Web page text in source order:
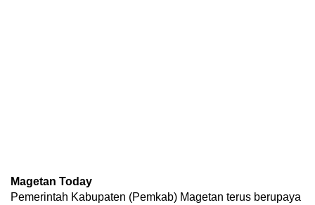
Magetan Today
Pemerintah Kabupaten (Pemkab) Magetan terus berupaya